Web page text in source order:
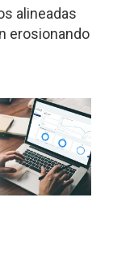
alineadas
erosionando